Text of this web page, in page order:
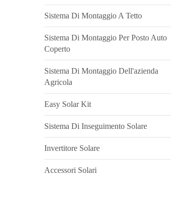
Sistema Di Montaggio A Tetto
Sistema Di Montaggio Per Posto Auto
Coperto
Sistema Di Montaggio Dell'azienda
Agricola
Easy Solar Kit
Sistema Di Inseguimento Solare
Invertitore Solare
Accessori Solari